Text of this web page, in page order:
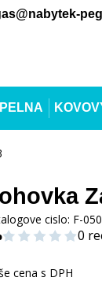
cislo: F-
0
cena s DPH